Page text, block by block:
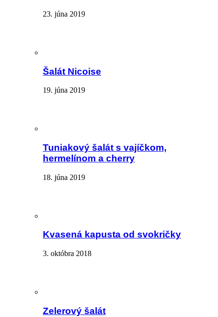
23. júna 2019
Šalát Nicoise
19. júna 2019
Tuniakový šalát s vajíčkom,
hermelínom a cherry
18. júna 2019
Kvasená kapusta od svokričky
3. októbra 2018
Zelerový šalát